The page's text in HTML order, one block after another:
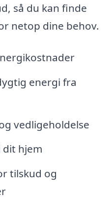
så du kan finde
netop dine behov.
energi fra
vedligeholdelse
hjem
tilskud og